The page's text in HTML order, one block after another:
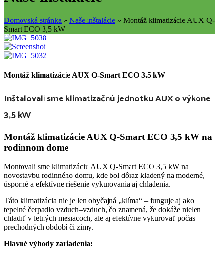
Domovská stránka » Naše inštalácie » Montáž klimatizácie AUX Q-
Smart ECO 3,5 kW
Montáž klimatizácie AUX Q-Smart ECO 3,5 kW
Inštalovali sme klimatizačnú jednotku AUX o výkone
3,5 kW
Montáž klimatizácie AUX Q-Smart ECO 3,5 kW na
rodinnom dome
Montovali sme klimatizáciu AUX Q-Smart ECO 3,5 kW na
novostavbu rodinného domu, kde bol dôraz kladený na moderné,
úsporné a efektívne riešenie vykurovania aj chladenia.
Táto klimatizácia nie je len obyčajná „klíma“ – funguje aj ako
tepelné čerpadlo vzduch–vzduch, čo znamená, že dokáže nielen
chladiť v letných mesiacoch, ale aj efektívne vykurovať počas
prechodných období či zimy.
Hlavné výhody zariadenia: